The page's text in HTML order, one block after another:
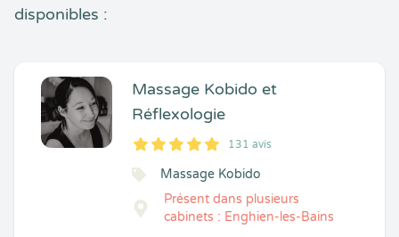
disponibles :
Massage Kobido et
Réflexologie
5
1
5
131 131 avis
Massage Kobido
Présent dans plusieurs
cabinets : Enghien-les-Bains